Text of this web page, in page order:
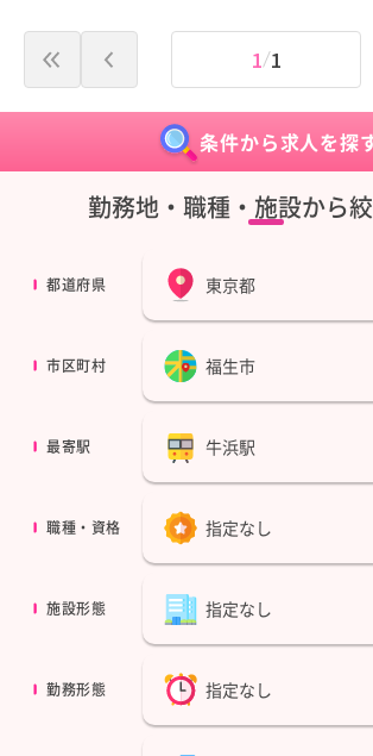
1 1
条件から求人を探
勤務地・職種・施設から
都道府県 東京都
市区町村 福生市
最寄駅 牛浜駅
職種・資格 指定なし
施設形態 指定なし
勤務形態 指定なし